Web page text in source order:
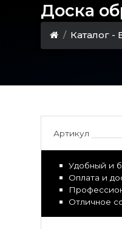
Доска
Каталог -
Артикул
Удобный и
Оплата и
Отличное